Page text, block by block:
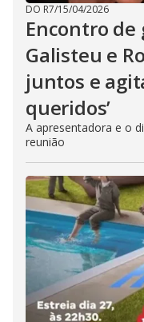
DO R7/15/04/2026
Encontro
Galisteu e
juntos e
queridos’
A apresentadora e o
reunião